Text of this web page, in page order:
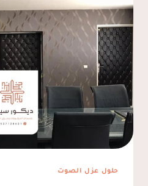
تنفيذ
ارضيات
ايبوكسي
الدمام
حلول عزل الصوت